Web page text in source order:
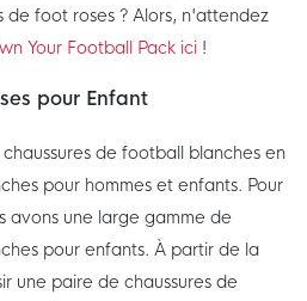
de foot roses ? Alors, n'attendez
Your Football Pack ici !
pour Enfant
de football blanches en
pour hommes et enfants. Pour
avons une large gamme de
pour enfants. À partir de la
une paire de chaussures de